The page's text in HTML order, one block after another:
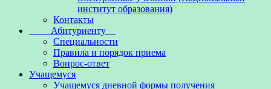
институт образования)
Контакты
Абитуриенту
Специальности
Правила и порядок приема
Вопрос-ответ
Учащемуся
Учащемуся дневной формы получения